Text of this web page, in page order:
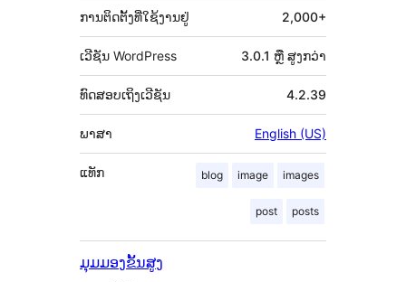
ການຕິດຕັ້ງທີ່ໃຊ້ງານຢູ່ 2,000+
ເວີຊັນ WordPress 3.0.1 ຫຼື ສູງກວ່າ
ທົດສອບເຖິງເວີຊັນ 4.2.39
ພາສາ English (US)
ແທັກ blog image images
post posts
ມຸມມອງຂັ້ນສູງ